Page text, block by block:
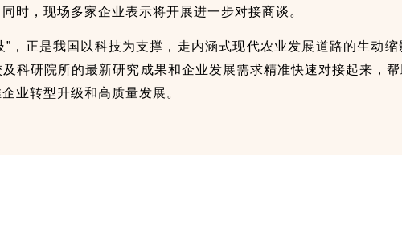
时，现场多家企业表示将开展进一步对接商谈。
，正是我国以科技为支撑，走内涵式现代农业发展道路的生动
科研院所的最新研究成果和企业发展需求精准快速对接起来，
业转型升级和高质量发展。